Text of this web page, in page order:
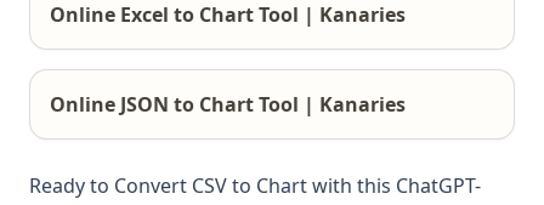
Online Excel to Chart Tool | Kanaries
Online JSON to Chart Tool | Kanaries
Ready to Convert CSV to Chart with this ChatGPT-